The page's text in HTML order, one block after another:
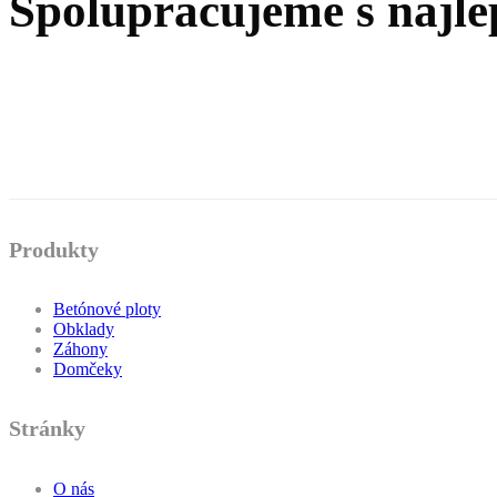
Spolupracujeme s
Produkty
Betónové ploty
Obklady
Záhony
Domčeky
Stránky
O nás